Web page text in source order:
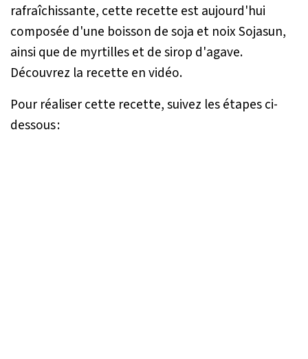
rafraîchissante, cette recette est aujourd'hui
composée d'une boisson de soja et noix Sojasun,
ainsi que de myrtilles et de sirop d'agave.
Découvrez la recette en vidéo.
Pour réaliser cette recette, suivez les étapes ci-
dessous :